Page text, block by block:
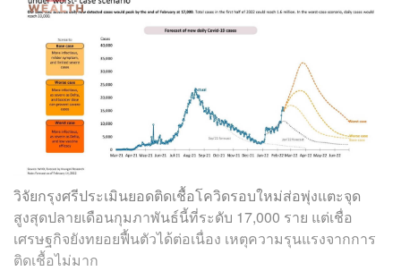
วิจัยกรุงศรีประเมินยอดติดเชื้อโควิดรอบใหม่ส่อพุ่งแตะจุด
สูงสุดปลายเดือนกุมภาพันธ์นี้ที่ระดับ 17,000 ราย แต่เชื่อ
เศรษฐกิจยังทยอยฟื้นตัวได้ต่อเนื่อง เหตุความรุนแรงจากการ
ติดเชื้อไม่มาก